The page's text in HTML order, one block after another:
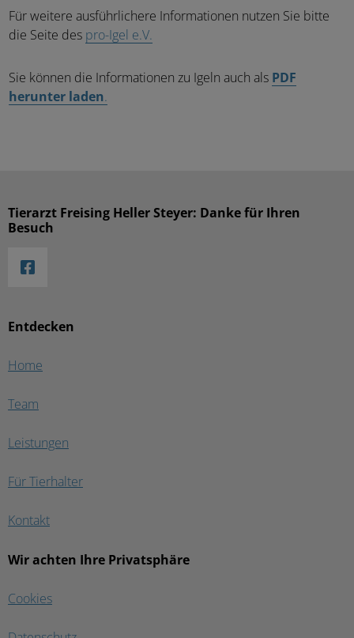
Für weitere ausführlichere Informationen nutzen Sie bitte
die Seite des pro-Igel e.V.
Sie können die Informationen zu Igeln auch als PDF
herunter laden.
Entdecken
Home
Team
Leistungen
Für Tierhalter
Kontakt
Wir achten Ihre Privatsphäre
Cookies
Tierarzt Freising Heller Steyer: Danke für Ihren
Besuch